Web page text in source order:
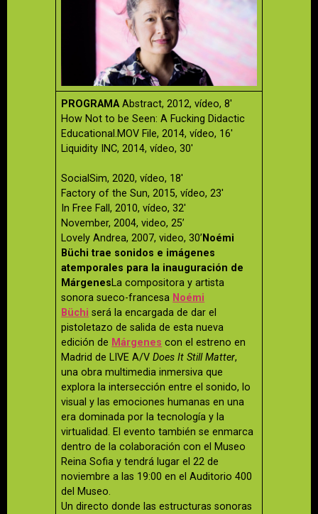
PROGRAMAAbstract, 2012, vídeo, 8′
How Not to be Seen: A Fucking Didactic
Educational.MOV File, 2014, vídeo, 16′
Liquidity INC, 2014, vídeo, 30′
SocialSim, 2020, vídeo, 18′
Factory of the Sun, 2015, vídeo, 23′
In Free Fall, 2010, vídeo, 32′
November, 2004, video, 25’
Lovely Andrea, 2007, video, 30’ Noémi
Büchi trae sonidos e imágenes
atemporales para la inauguración de
MárgenesLa compositora y artista
sonora sueco-francesa Noémi
Büchi será la encargada de dar el
pistoletazo de salida de esta nueva
edición de Márgenes con el estreno en
Madrid de LIVE A/VDoes It Still Matter,
una obra multimedia inmersiva que
explora la intersección entre el sonido, lo
visual y las emociones humanas en una
era dominada por la tecnología y la
virtualidad. El evento también se enmarca
dentro de la colaboración con el Museo
Reina Sofia y tendrá lugar el 22 de
noviembre a las 19:00 en el Auditorio 400
del Museo.
Un directo donde las estructuras sonoras